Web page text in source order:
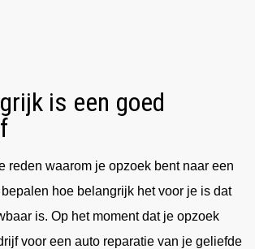
is een goed
reden waarom je opzoek bent naar een
hoe belangrijk het voor je is dat
is. Op het moment dat je opzoek
voor een auto reparatie van je geliefde